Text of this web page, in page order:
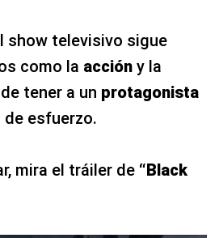
show televisivo sigue
como la acción y la
tener a un protagonista
de esfuerzo.
mira el tráiler de “Black